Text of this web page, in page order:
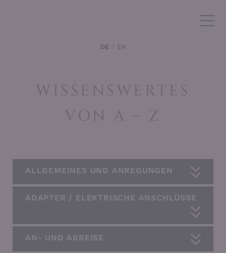
DE EN
WISSENSWERTES
VON A – Z
ALLGEMEINES UND ANREGUNGEN
ADAPTER / ELEKTRISCHE ANSCHLÜSSE
AN- UND ABREISE